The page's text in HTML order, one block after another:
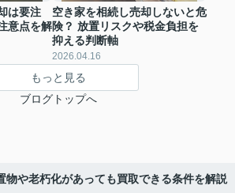
は要注
意点を解
空き家を相続し売却しないと危
険？ 放置リスクや税金負担を
抑える判断軸
2026.04.16
もっと見る
ブログトップへ
物や老朽化があっても買取できる条件を解説